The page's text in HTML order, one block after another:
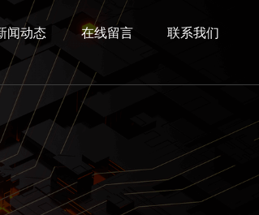
闻动态 在线留言 联系我们